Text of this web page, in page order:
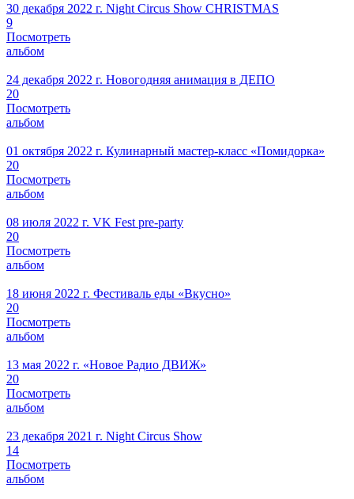
30 декабря 2022 г. Night Circus Show CHRISTMAS
9
Посмотреть
альбом
24 декабря 2022 г. Новогодняя анимация в ДЕПО
20
Посмотреть
альбом
01 октября 2022 г. Кулинарный мастер-класс «Помидорка»
20
Посмотреть
альбом
08 июля 2022 г. VK Fest pre-party
20
Посмотреть
альбом
18 июня 2022 г. Фестиваль еды «Вкусно»
20
Посмотреть
альбом
13 мая 2022 г. «Новое Радио ДВИЖ»
20
Посмотреть
альбом
23 декабря 2021 г. Night Circus Show
14
Посмотреть
альбом